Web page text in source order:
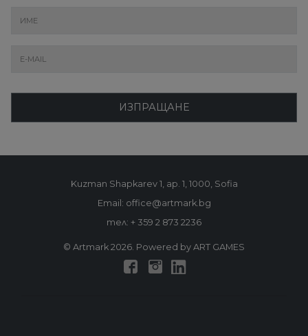
ИЗПРАЩАНЕ
Kuzman Shapkarev 1, ap. 1, 1000, Sofia
Email: office@artmark.bg
тел: + 359 2 873 2236
© Artmark 2026. Powered by ART GAMES